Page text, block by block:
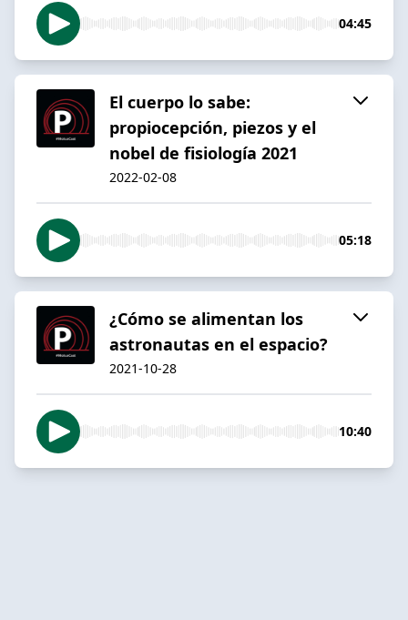
04:45
El cuerpo lo sabe:
propiocepción, piezos y el
nobel de fisiología 2021
2022-02-08
05:18
¿Cómo se alimentan los
astronautas en el espacio?
2021-10-28
10:40